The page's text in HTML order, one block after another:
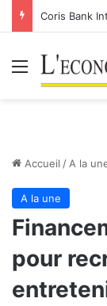
Menu
Accueil / A la
A la une
pour